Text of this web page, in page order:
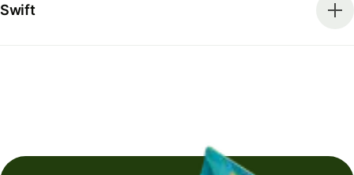
Swift